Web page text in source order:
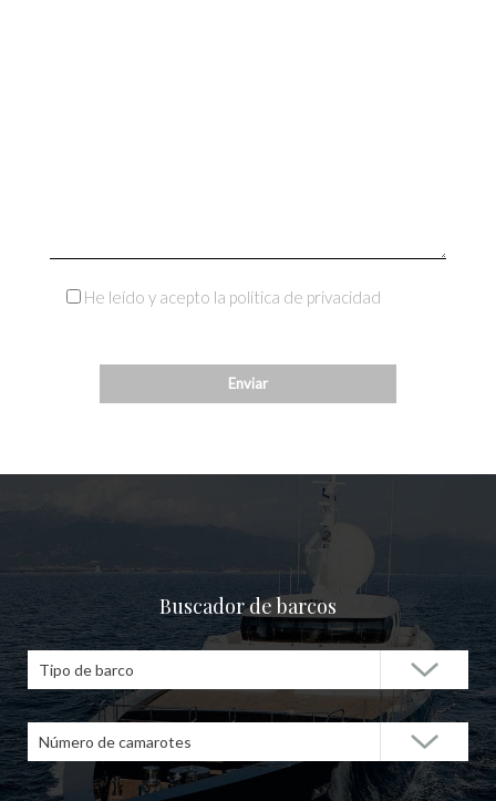
He leído y acepto la política de privacidad
Buscador de barcos
Tipo de barco
Número de camarotes